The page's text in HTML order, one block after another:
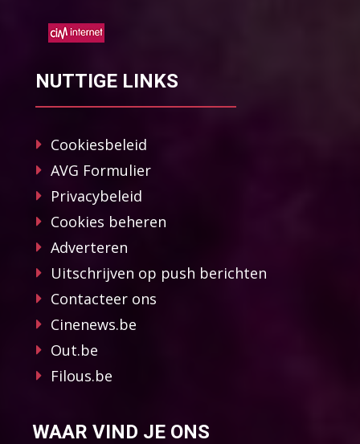
NUTTIGE LINKS
Cookiesbeleid
AVG Formulier
Privacybeleid
Cookies beheren
Adverteren
Uitschrijven op push berichten
Contacteer ons
Cinenews.be
Out.be
Filous.be
WAAR VIND JE ONS